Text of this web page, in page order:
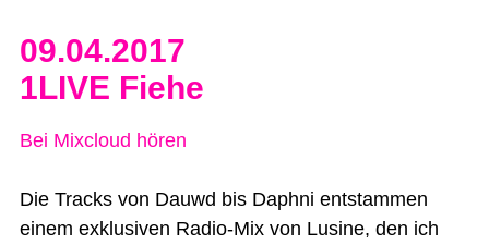
09.04.2017
1LIVE Fiehe
Bei Mixcloud hören
Die Tracks von Dauwd bis Daphni entstammen
einem exklusiven Radio-Mix von Lusine, den ich